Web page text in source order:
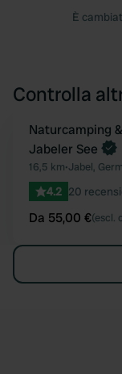
È
Controlla
Prenota ora
Naturcamping
Jabeler See
16,5 km•Jabel,
4.2 20
Da 55,00 €(escl.